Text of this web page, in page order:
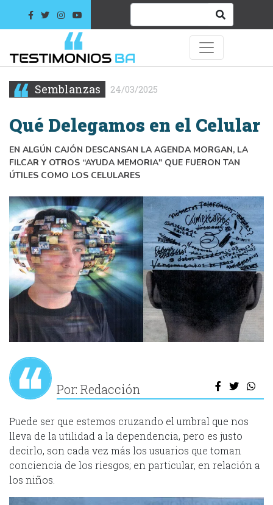
Semblanzas 24/03/2025
Qué Delegamos en el Celular
EN ALGÚN CAJÓN DESCANSAN LA AGENDA MORGAN, LA
FILCAR Y OTROS “AYUDA MEMORIA" QUE FUERON TAN
ÚTILES COMO LOS CELULARES
Por: Redacción
Puede ser que estemos cruzando el umbral que nos
lleva de la utilidad a la dependencia, pero es justo
decirlo, son cada vez más los usuarios que toman
conciencia de los riesgos; en particular, en relación a
los niños.